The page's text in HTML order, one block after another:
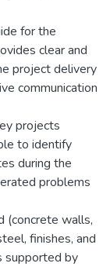
for the
clear and
project delivery
communication
projects
to identify
during the
problems
(concrete walls,
finishes, and
supported by